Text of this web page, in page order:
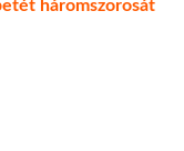
háromszorosát